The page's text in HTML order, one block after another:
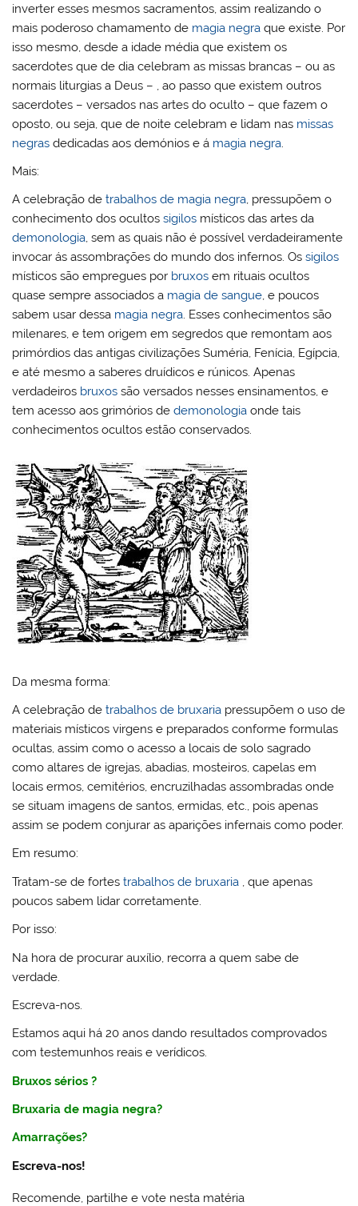
inverter esses mesmos sacramentos, assim realizando o
mais poderoso chamamento de magia negra que existe. Por
isso mesmo, desde a idade média que existem os
sacerdotes que de dia celebram as missas brancas – ou as
normais liturgias a Deus – , ao passo que existem outros
sacerdotes – versados nas artes do oculto – que fazem o
oposto, ou seja, que de noite celebram e lidam nas missas
negras dedicadas aos demónios e á magia negra.
Mais:
A celebração detrabalhos de magia negra, pressupõem o
conhecimento dos ocultossigilos místicos das artes da
demonologia, sem as quais não é possível verdadeiramente
invocar ás assombrações do mundo dos infernos. Ossigilos
místicos são empregues por bruxos em rituais ocultos
quase sempre associados a magia de sangue, e poucos
sabem usar dessa magia negra. Esses conhecimentos são
milenares, e tem origem em segredos que remontam aos
primórdios das antigas civilizações Suméria, Fenícia, Egípcia,
e até mesmo a saberes druídicos e rúnicos. Apenas
verdadeiros bruxos são versados nesses ensinamentos, e
tem acesso aos grimórios dedemonologia onde tais
conhecimentos ocultos estão conservados.
Da mesma forma:
A celebração detrabalhos de bruxaria pressupõem o uso de
materiais místicos virgens e preparados conforme formulas
ocultas, assim como o acesso a locais de solo sagrado
como altares de igrejas, abadias, mosteiros, capelas em
locais ermos, cemitérios, encruzilhadas assombradas onde
se situam imagens de santos, ermidas, etc., pois apenas
assim se podem conjurar as aparições infernais como poder.
Em resumo:
Tratam-se de fortestrabalhos de bruxaria , que apenas
poucos sabem lidar corretamente.
Por isso:
Na hora de procurar auxílio, recorra a quem sabe de
verdade.
Escreva-nos.
Estamos aqui há 20 anos dando resultados comprovados
com testemunhos reais e verídicos.
Bruxos sérios ?
Bruxaria de magia negra?
Amarrações?
Escreva-nos!
Recomende, partilhe e vote nesta matéria